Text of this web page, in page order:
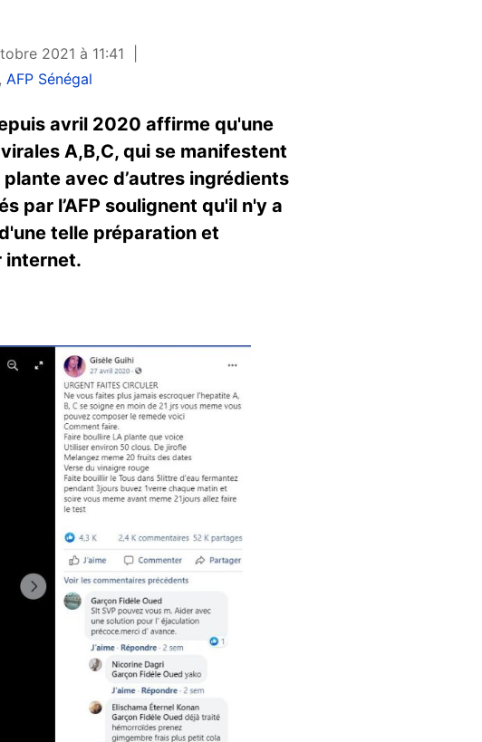
2021 à 11:41
,AFP Sénégal
avril 2020 affirme qu'une
A,B,C, qui se manifestent
avec d’autres ingrédients
par l’AFP soulignent qu'il n'y a
telle préparation et
internet.